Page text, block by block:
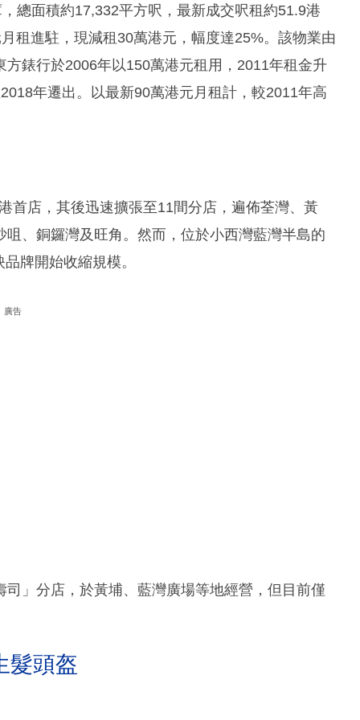
總面積約17,332平方呎，最新成交呎租約51.9港
租進駐，現減租30萬港元，幅度達25%。該物業由
錶行於2006年以150萬港元租用，2011年租金升
年遷出。以最新90萬港元月租計，較2011年高
首店，其後迅速擴張至11間分店，遍佈荃灣、黃
、銅鑼灣及旺角。然而，位於小西灣藍灣半島的
牌開始收縮規模。
廣告
」分店，於黃埔、藍灣廣場等地經營，但目前僅
髮頭盔